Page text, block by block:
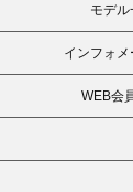
モデル
インフォメ
WEB会